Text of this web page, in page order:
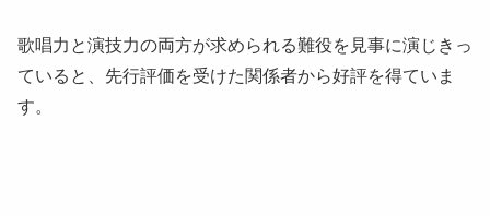
歌唱力と演技力の両方が求められる難役を見事に演じきっ
ていると、先行評価を受けた関係者から好評を得ていま
す。